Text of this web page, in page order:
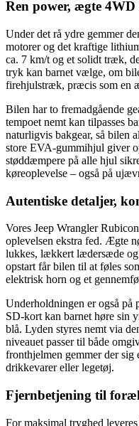
Ren power, ægte
Under det rå ydre gemmer
motorer og det kraftige
ca. 7 km/t og et solidt træk,
tryk kan barnet vælge, om
firehjulstræk, præcis som en
Bilen har to fremadgående
tempoet nemt kan tilpasses
naturligvis bakgear, så bilen
store EVA-gummihjul giver
støddæmpere på alle hjul
køreoplevelse – også på
Autentiske detaljer,
Vores Jeep Wrangler
oplevelsen ekstra fed. Ægte
lukkes, lækkert lædersæde
opstart får bilen til at føles
elektrisk horn og et
Underholdningen er også
SD-kort kan barnet høre sin
blå. Lyden styres nemt via
niveauet passer til både
fronthjelmen gemmer der sig
drikkevarer eller legetøj.
Fjernbetjening til
For maksimal tryghed